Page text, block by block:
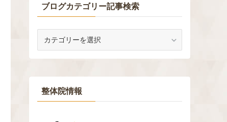
ブログカテゴリー記事検索
テ
ゴ
リ
整体院情報